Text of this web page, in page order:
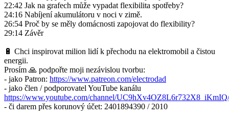
22:42 Jak na grafech může vypadat flexibilita spotřeby?
24:16 Nabíjení akumulátoru v noci v zimě.
26:54 Proč by se měly domácnosti zapojovat do flexibility?
29:14 Závěr
🔋 Chci inspirovat milion lidí k přechodu na elektromobil a čistou
energii.
Prosím 🙏 podpořte moji nezávislou tvorbu:
- jako Patron: https://www.patreon.com/electrodad
- jako člen / podporovatel YouTube kanálu
https://www.youtube.com/channel/
- či darem přes korunový účet: 2401894390 / 2010